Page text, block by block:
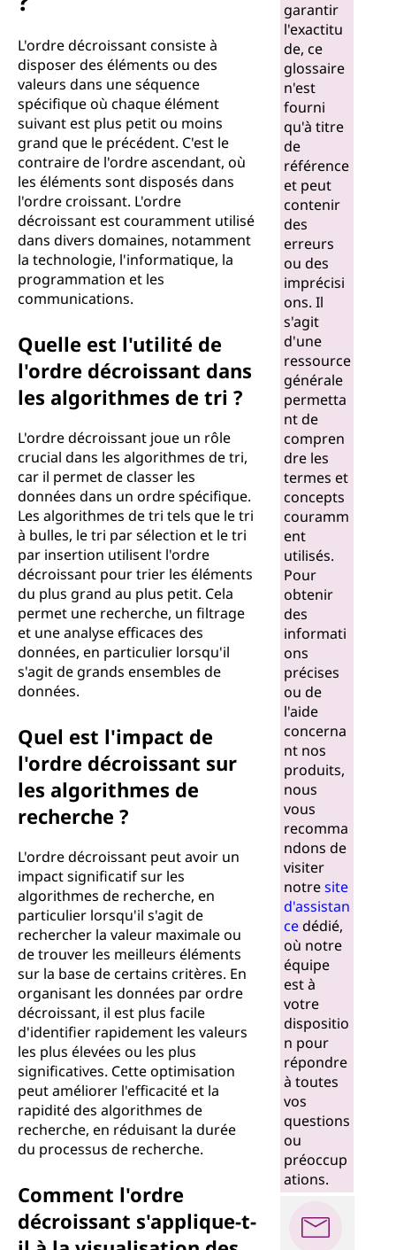
L'ordre décroissant consiste à
disposer des éléments ou des
valeurs dans une séquence
spécifique où chaque élément
suivant est plus petit ou moins
grand que le précédent. C'est le
contraire de l'ordre ascendant, où
les éléments sont disposés dans
l'ordre croissant. L'ordre
décroissant est couramment utilisé
dans divers domaines, notamment
la technologie, l'informatique, la
programmation et les
communications.
Quelle est l'utilité de
l'ordre décroissant dans
les algorithmes de tri ?
L'ordre décroissant joue un rôle
crucial dans les algorithmes de tri,
car il permet de classer les
données dans un ordre spécifique.
Les algorithmes de tri tels que le tri
à bulles, le tri par sélection et le tri
par insertion utilisent l'ordre
décroissant pour trier les éléments
du plus grand au plus petit. Cela
permet une recherche, un filtrage
et une analyse efficaces des
données, en particulier lorsqu'il
s'agit de grands ensembles de
données.
Quel est l'impact de
l'ordre décroissant sur
les algorithmes de
recherche ?
L'ordre décroissant peut avoir un
impact significatif sur les
algorithmes de recherche, en
particulier lorsqu'il s'agit de
rechercher la valeur maximale ou
de trouver les meilleurs éléments
sur la base de certains critères. En
organisant les données par ordre
décroissant, il est plus facile
d'identifier rapidement les valeurs
les plus élevées ou les plus
significatives. Cette optimisation
peut améliorer l'efficacité et la
rapidité des algorithmes de
recherche, en réduisant la durée
du processus de recherche.
Comment l'ordre
décroissant s'applique-t-
garantir
l'exactitu
de, ce
glossaire
n'est
fourni
qu'à titre
de
référence
et peut
contenir
des
erreurs
ou des
imprécisi
ons. Il
s'agit
d'une
ressource
générale
permetta
nt de
compren
dre les
termes et
concepts
couramm
ent
utilisés.
Pour
obtenir
des
informati
ons
précises
ou de
l'aide
concerna
nt nos
produits,
nous
vous
recomma
ndons de
visiter
notresite
d'assistan
cedédié,
où notre
équipe
est à
votre
dispositio
n pour
répondre
à toutes
vos
questions
ou
préoccup
ations.